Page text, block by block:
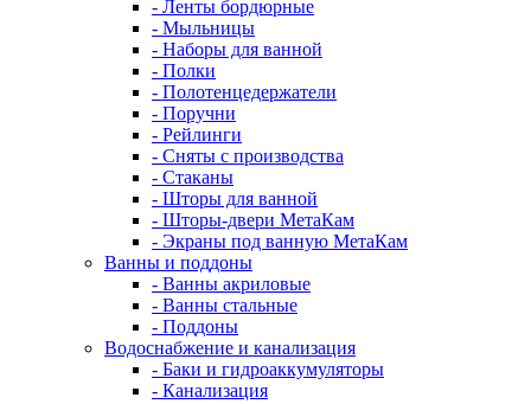
- Ленты бордюрные
- Мыльницы
- Наборы для ванной
- Полки
- Полотенцедержатели
- Поручни
- Рейлинги
- Сняты с производства
- Стаканы
- Шторы для ванной
- Шторы-двери МетаКам
- Экраны под ванную МетаКам
Ванны и поддоны
- Ванны акриловые
- Ванны стальные
- Поддоны
Водоснабжение и канализация
- Баки и гидроаккумуляторы
- Канализация